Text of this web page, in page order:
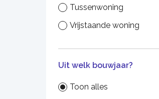
Tussenwoning
Vrijstaande woning
Uit welk bouwjaar?
Toon alles